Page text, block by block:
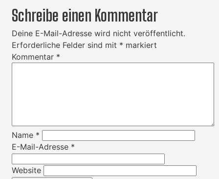
Schreibe einen Kommentar
Deine E-Mail-Adresse wird nicht veröffentlicht.
Erforderliche Felder sind mit * markiert
Kommentar *
Name *
E-Mail-Adresse *
Website